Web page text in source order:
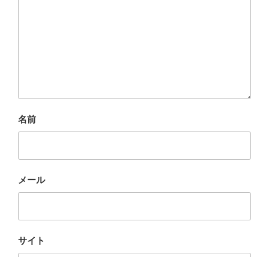
名前
メール
サイト